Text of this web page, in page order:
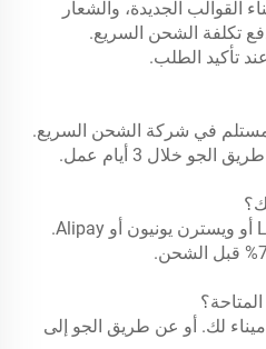
تكلفة الشحن السريع.
تأكيد الطلب.
في شركة الشحن السريع.